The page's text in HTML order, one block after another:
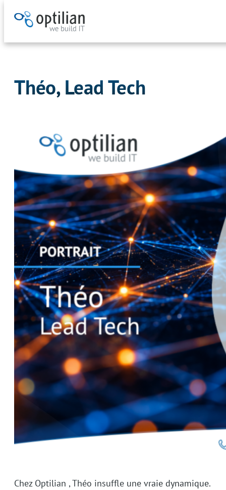
Aller
Théo, Lead Tech
Chez Optilian , Théo insuffle une vraie dynamique.